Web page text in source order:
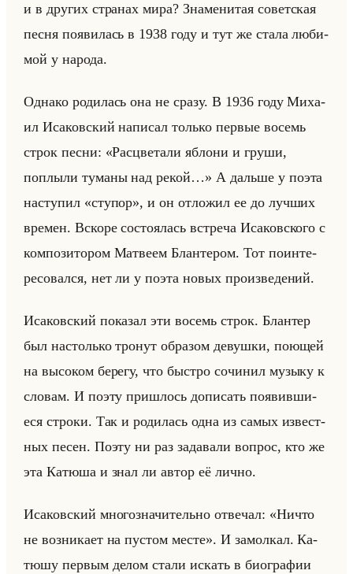
и в дру­гих стра­нах мира? Зна­ме­ни­тая со­вет­ская
песня по­яви­лась в 1938 году и тут же стала лю­би­
мой у на­ро­да.
Од­на­ко ро­ди­лась она не сразу. В 1936 году Ми­ха­
ил Ис­аков­ский на­пи­сал только пер­вые во­семь
строк песни: «Расцветали яблони и груши,
поплыли туманы над рекой…» А дальше у поэта
на­сту­пил «ступор», и он от­ло­жил ее до луч­ших
вре­мен. Вско­ре со­сто­ялась встре­ча Ис­аков­ско­го с
ком­по­зи­то­ром Мат­ве­ем Блан­те­ром. Тот по­ин­те­
ре­со­вал­ся, нет ли у поэта новых про­из­ве­де­ний.
Ис­аков­ский по­ка­зал эти во­семь строк. Блан­тер
был на­столько тро­нут об­ра­зом де­вуш­ки, по­ющей
на вы­со­ком бе­ре­гу, что быст­ро со­чи­нил му­зы­ку к
сло­вам. И поэту при­шлось до­пи­сать по­явив­ши­
еся стро­ки. Так и ро­ди­лась одна из самых из­вест­
ных песен. Поэту ни раз за­да­ва­ли во­прос, кто же
эта Ка­тю­ша и знал ли автор её лично.
Ис­аков­ский мно­го­зна­чи­тельно от­ве­чал: «Ничто
не возникает на пустом месте». И за­мол­кал. Ка­
тю­шу пер­вым делом стали ис­кать в био­гра­фии